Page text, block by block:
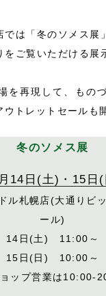
では「冬のソメス展
をご覧いただける展
を再現して、もの
トレットセールも
冬のソメス展
14日(土)・15日(
ル札幌店(大通りビ
ール)
14日(土) 11:00～
15日(日) 10:00～
ップ営業は10:00-